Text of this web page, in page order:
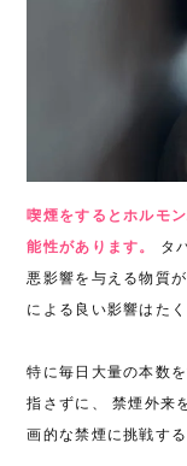
喫煙をするとホルモ
能性があります。
タ
悪影響を与える物質
による良い影響はた
特に毎日大量の本数
指さずに、 禁煙外来
画的な禁煙に挑戦す